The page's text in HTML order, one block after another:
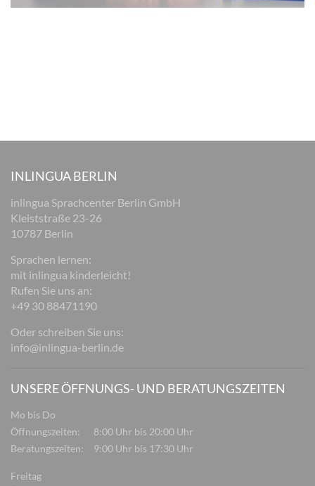
INLINGUA BERLIN
inlingua Sprachcenter Berlin GmbH
Kleiststraße 23-26
10787 Berlin
Sprachen lernen:
mit inlingua kinderleicht!
Rufen Sie uns an:
+49 30 88471190
Oder schreiben Sie uns:
info@inlingua-berlin.de
UNSERE ÖFFNUNGS- UND BERATUNGSZEITEN
Mo bis Do
Öffnungszeiten:
8:00 Uhr bis 20:00 Uhr
Beratungszeiten:
9:00 Uhr bis 17:30 Uhr
Freitag